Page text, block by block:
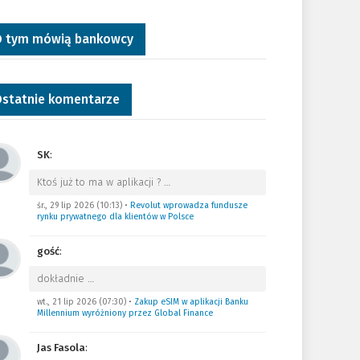
tym mówią bankowcy
komentarze
SK:
Ktoś już to ma w aplikacji ? …
śr., 29 lip 2026 (10:13)• Revolut wprowadza fundusze
rynku prywatnego dla klientów w Polsce
gość:
dokładnie …
wt., 21 lip 2026 (07:30)• Zakup eSIM w aplikacji Banku
Millennium wyróżniony przez Global Finance
Jas Fasola: